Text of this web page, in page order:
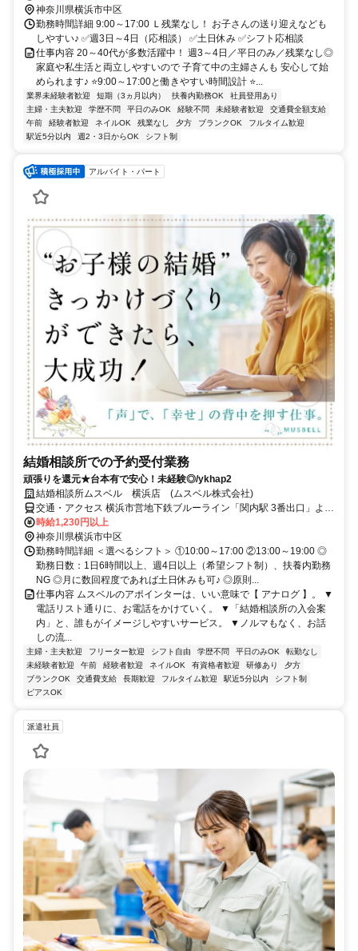
神奈川県横浜市中区
勤務時間詳細 9:00～17:00 Ｌ残業なし！ お子さんの送り迎えなども
しやすい♪ ✅週3日～4日（応相談） ✅土日休み ✅シフト応相談
仕事内容 20～40代が多数活躍中！ 週3～4日／平日のみ／残業なし◎
家庭や私生活と両立しやすいので 子育て中の主婦さんも 安心して始
められます♪ ⭐9:00～17:00と働きやすい時間設計 ⭐...
業界未経験者歓迎 短期（3ヵ月以内） 扶養内勤務OK
社員登用あり
主婦・主夫歓迎
学歴不問 平日のみOK 経験不問 未経験者歓迎
交通費全額支給
午前
経験者歓迎 ネイルOK 残業なし 夕方 ブランクOK
フルタイム歓迎
駅近5分以内
週2・3日からOK シフト制
アルバイト・パート
結婚相談所での予約受付業務
頑張りを還元★台本有で安心！未経験◎/ykhap2
結婚相談所ムスベル 横浜店 (ムスベル株式会社)
交通・アクセス 横浜市営地下鉄ブルーライン「関内駅 3番出口」より
徒歩8分 横浜駅／みなとみらい駅／戸部駅からもアクセス便利♪
時給1,230円以上
神奈川県横浜市中区
勤務時間詳細 ＜選べるシフト＞ ①10:00～17:00 ②13:00～19:00 ◎
勤務日数：1日6時間以上、週4日以上（希望シフト制）、扶養内勤務
NG ◎月に数回程度であれば土日休みも可♪ ◎原則...
仕事内容 ムスベルのアポインターは、いい意味で【 アナログ 】。 ▼
電話リスト通りに、お電話をかけていく。 ▼「結婚相談所の入会案
内」と、誰もがイメージしやすいサービス。 ▼ノルマもなく、お話
しの流...
主婦・主夫歓迎 フリーター歓迎 シフト自由 学歴不問 平日のみOK
転勤なし
未経験者歓迎
午前 経験者歓迎 ネイルOK 有資格者歓迎 研修あり
夕方
ブランクOK
交通費支給 長期歓迎 フルタイム歓迎 駅近5分以内
シフト制
ピアスOK
派遣社員